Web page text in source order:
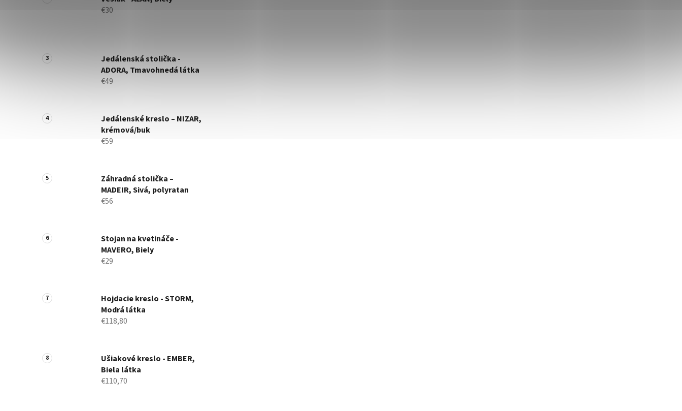
€30
Jedálenská stolička -
ADORA, Tmavohnedá látka
€49
Jedálenské kreslo – NIZAR,
krémová/buk
€59
Záhradná stolička –
MADEIR, Sivá, polyratan
€56
Stojan na kvetináče -
MAVERO, Biely
€29
Hojdacie kreslo - STORM,
Modrá látka
€118,80
Ušiakové kreslo - EMBER,
Biela látka
€110,70